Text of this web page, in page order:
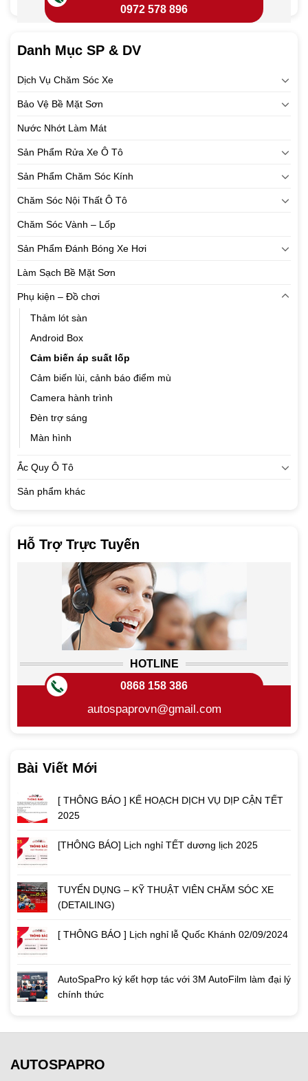
0972 578 896
Danh Mục SP & DV
Dịch Vụ Chăm Sóc Xe
Bảo Vệ Bề Mặt Sơn
Nước Nhớt Làm Mát
Sản Phẩm Rửa Xe Ô Tô
Sản Phẩm Chăm Sóc Kính
Chăm Sóc Nội Thất Ô Tô
Chăm Sóc Vành – Lốp
Sản Phẩm Đánh Bóng Xe Hơi
Làm Sạch Bề Mặt Sơn
Phụ kiện – Đồ chơi
Thảm lót sàn
Android Box
Cảm biến áp suất lốp
Cảm biến lùi, cảnh báo điểm mù
Camera hành trình
Đèn trợ sáng
Màn hình
Ắc Quy Ô Tô
Sản phẩm khác
Hỗ Trợ Trực Tuyến
HOTLINE
0868 158 386
autospaprovn@gmail.com
Bài Viết Mới
[ THÔNG BÁO ] KẾ HOẠCH DỊCH VỤ DỊP CẬN TẾT
2025
[THÔNG BÁO] Lịch nghỉ TẾT dương lịch 2025
TUYỂN DỤNG – KỸ THUẬT VIÊN CHĂM SÓC XE
(DETAILING)
[ THÔNG BÁO ] Lịch nghỉ lễ Quốc Khánh 02/09/2024
AutoSpaPro ký kết hợp tác với 3M AutoFilm làm đại lý
chính thức
AUTOSPAPRO